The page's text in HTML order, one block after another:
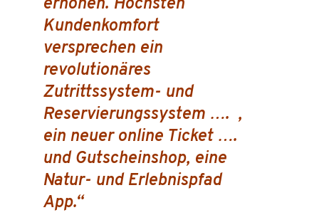
erhöhen. Höchsten
Kundenkomfort
versprechen ein
revolutionäres
Zutrittssystem- und
Reservierungssystem …. ,
ein neuer online Ticket ….
und Gutscheinshop, eine
Natur- und Erlebnispfad
App.“